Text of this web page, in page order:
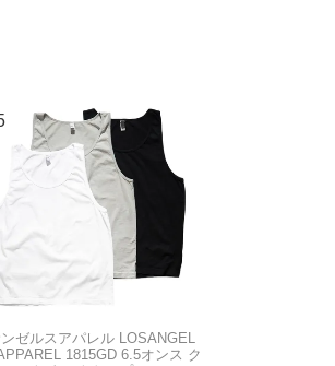
ンゼルスアパレル LOSANGEL
1815GD 6.5オンス ク